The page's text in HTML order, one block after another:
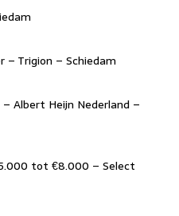
– Trigion – Schiedam
Albert Heijn Nederland –
tot €8.000 – Select